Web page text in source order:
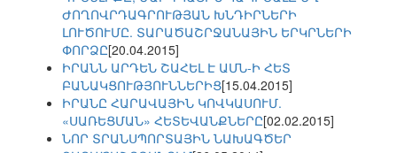
ԺՈՂՈՎՐԴԱԳՐՈՒԹՅԱՆ ԽՆԴԻՐՆԵՐԻ
ԼՈՒԾՈՒՄԸ. ՏԱՐԱԾԱՇՐՋԱՆԱՅԻՆ ԵՐԿՐՆԵՐԻ
ՓՈՐՁԸ[20.04.2015]
ԻՐԱՆՆ ԱՐԴԵՆ ՇԱՀԵԼ Է ԱՄՆ-Ի ՀԵՏ
ԲԱՆԱԿՑՈՒԹՅՈՒՆՆԵՐԻՑ[15.04.2015]
ԻՐԱՆԸ ՀԱՐԱՎԱՅԻՆ ԿՈՎԿԱՍՈՒՄ.
«ՍԱՌԵՑՄԱՆ» ՀԵՏԵՎԱՆՔՆԵՐԸ[02.02.2015]
ՆՈՐ ՏՐԱՆՍՊՈՐՏԱՅԻՆ ՆԱԽԱԳԾԵՐ